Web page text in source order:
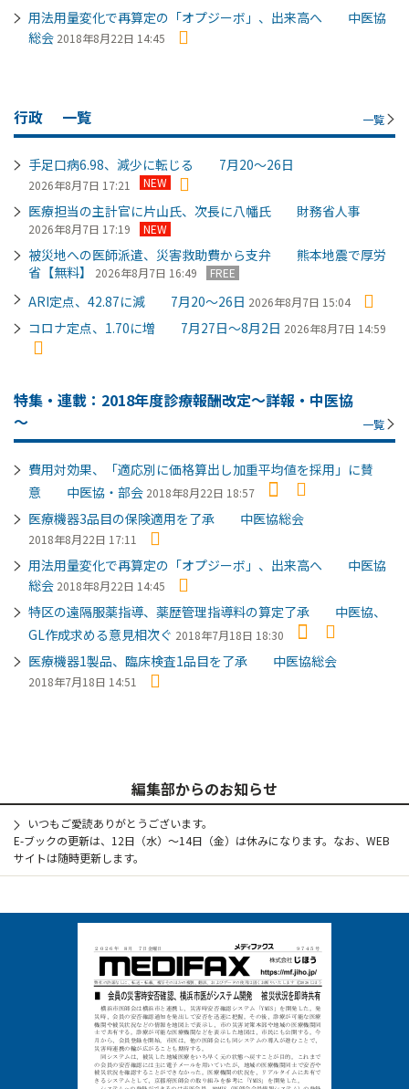
用法用量変化で再算定の「オプジーボ」、出来高へ 中医協
総会 2018年8月22日 14:45
行政 一覧 一覧
手足口病6.98、減少に転じる 7月20～26日
2026年8月7日 17:21 NEW
医療担当の主計官に片山氏、次長に八幡氏 財務省人事
2026年8月7日 17:19 NEW
被災地への医師派遣、災害救助費から支弁 熊本地震で厚労
省【無料】
2026年8月7日 16:49 FREE
ARI定点、42.87に減 7月20～26日 2026年8月7日 15:04
コロナ定点、1.70に増 7月27日～8月2日 2026年8月7日 14:59
特集・連載：2018年度診療報酬改定～詳報・中医協
～
一覧
費用対効果、「適応別に価格算出し加重平均値を採用」に賛
意 中医協・部会 2018年8月22日 18:57
医療機器3品目の保険適用を了承 中医協総会
2018年8月22日 17:11
用法用量変化で再算定の「オプジーボ」、出来高へ 中医協
総会 2018年8月22日 14:45
特区の遠隔服薬指導、薬歴管理指導料の算定了承 中医協、
GL作成求める意見相次ぐ 2018年7月18日 18:30
医療機器1製品、臨床検査1品目を了承 中医協総会
2018年7月18日 14:51
編集部からのお知らせ
いつもご愛読ありがとうございます。
E-ブックの更新は、12日（水）～14日（金）は休みになります。なお、WEB
サイトは随時更新します。